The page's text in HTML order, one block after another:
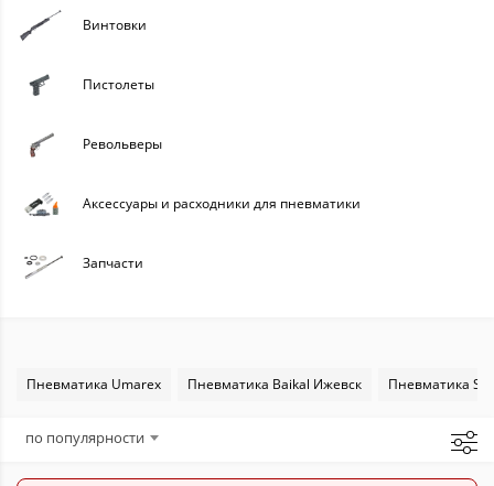
Винтовки
Пистолеты
Револьверы
Аксессуары и расходники для пневматики
Запчасти
Пневматика Umarex Пневматика Baikal Ижевск Пневматика
по популярности